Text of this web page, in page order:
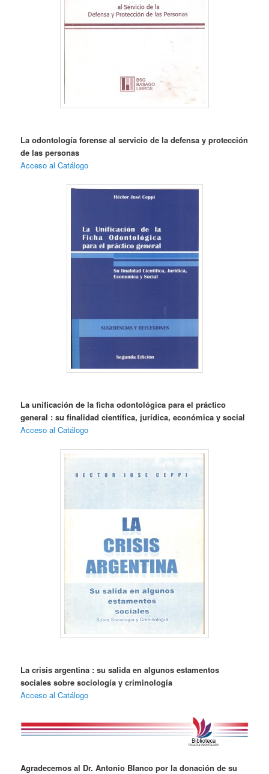
La odontología forense al servicio de la defensa y protección
de las personas
Acceso al Catálogo
La unificación de la ficha odontológica para el práctico
general : su finalidad científica, jurídica, económica y social
Acceso al Catálogo
La crisis argentina : su salida en algunos estamentos
sociales sobre sociología y criminología
Acceso al Catálogo
Agradecemos al Dr. Antonio Blanco por la donación de su